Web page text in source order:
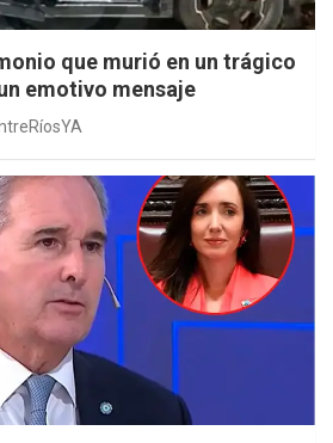
que murió en un trágico
emotivo mensaje